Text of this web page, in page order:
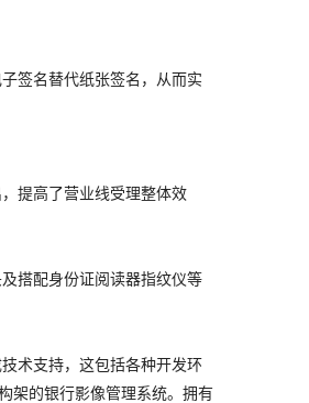
签名替代纸张签名，从而实
提高了营业线受理整体效
搭配身份证阅读器指纹仪等
术支持，这包括各种开发环
架的银行影像管理系统。拥有